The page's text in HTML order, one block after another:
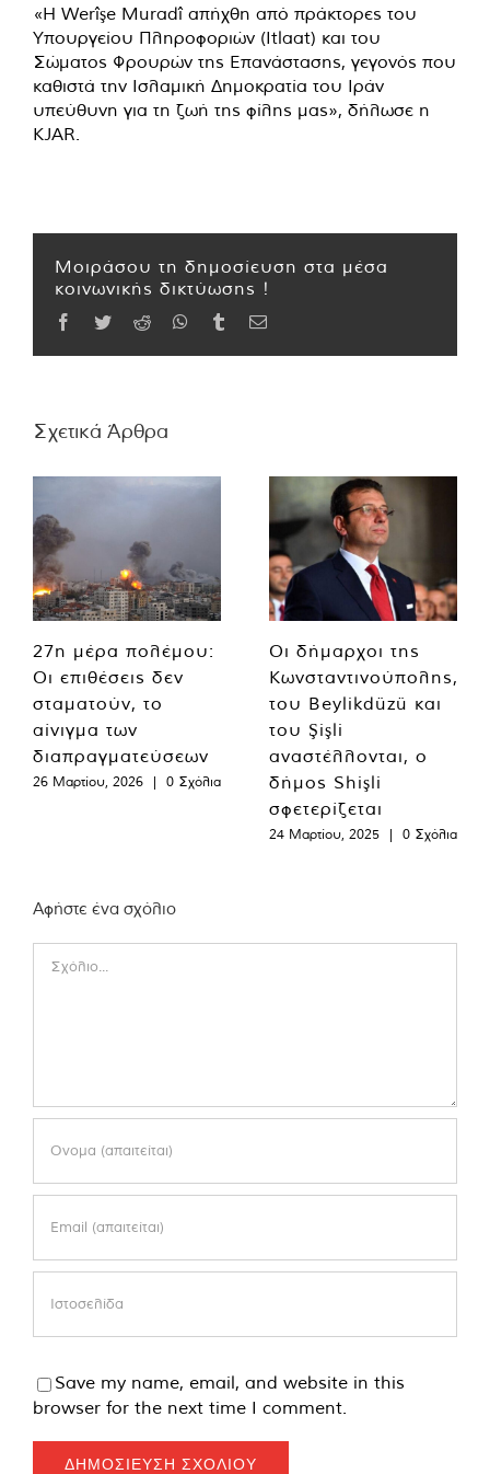
«Η Werîşe Muradî απήχθη από πράκτορες του
Υπουργείου Πληροφοριών (Itlaat) και του
Σώματος Φρουρών της Επανάστασης, γεγονός που
καθιστά την Ισλαμική Δημοκρατία του Ιράν
υπεύθυνη για τη ζωή της φίλης μας», δήλωσε η
KJAR.
Μοιράσου τη δημοσίευση στα μέσα
κοινωνικής δικτύωσης !
Facebook
TwitterReddit WhatsApp
TumblrEmail
Σχετικά Άρθρα
27η μέρα πολέμου:
Οι επιθέσεις δεν
σταματούν, το
αίνιγμα των
διαπραγματεύσεων
26 Μαρτίου, 2026 | 0 Σχόλια
Οι δήμαρχοι της
Κωνσταντινούπολης,
του Beylikdüzü και
του Şişli
αναστέλλονται, ο
δήμος Shişli
σφετερίζεται
24 Μαρτίου, 2025 | 0 Σχόλια
Αφήστε ένα σχόλιο
Save my name, email, and website in this
browser for the next time I comment.